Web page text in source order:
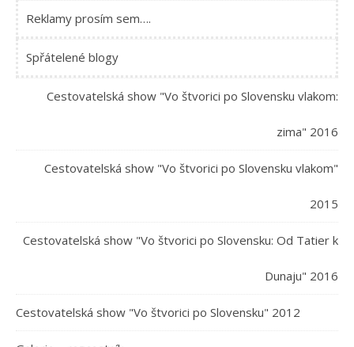
Reklamy prosím sem….
Spřátelené blogy
Cestovatelská show "Vo štvorici po Slovensku vlakom:
zima" 2016
Cestovatelská show "Vo štvorici po Slovensku vlakom"
2015
Cestovatelská show "Vo štvorici po Slovensku: Od Tatier k
Dunaju" 2016
Cestovatelská show "Vo štvorici po Slovensku" 2012